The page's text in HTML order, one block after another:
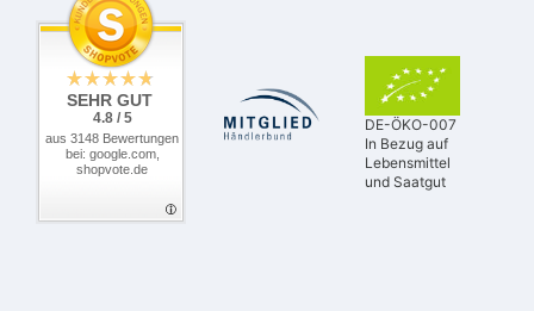
SEHR GUT
4.8 / 5
aus 3148 Bewertungen
bei: google.com,
shopvote.de
DE-ÖKO-007
In Bezug auf
Lebensmittel
und Saatgut